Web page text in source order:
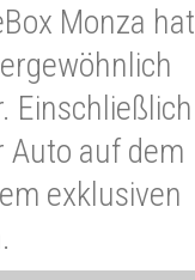
Monza hat
Einschließlich
auf dem
exklusiven